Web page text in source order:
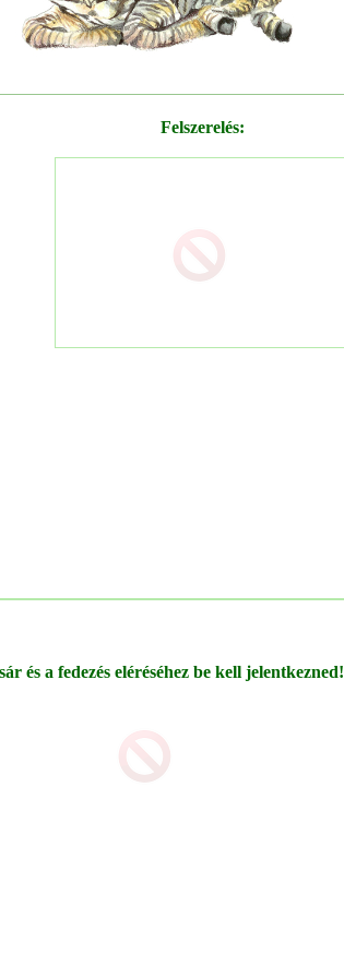
Felszerelés:
és a fedezés eléréséhez be kell jelentkezned!